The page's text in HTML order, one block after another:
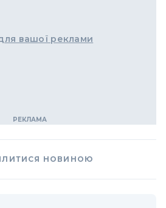
вашої реклами
НОВИНОЮ